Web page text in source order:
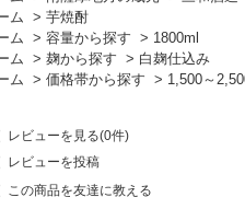
ム
> 芋焼酎
ム
> 容量から探す > 1800ml
ム
> 麹から探す > 白麹仕込み
ム
> 価格帯から探す > 1,500～
レビューを見る(0件)
レビューを投稿
この商品を友達に教える